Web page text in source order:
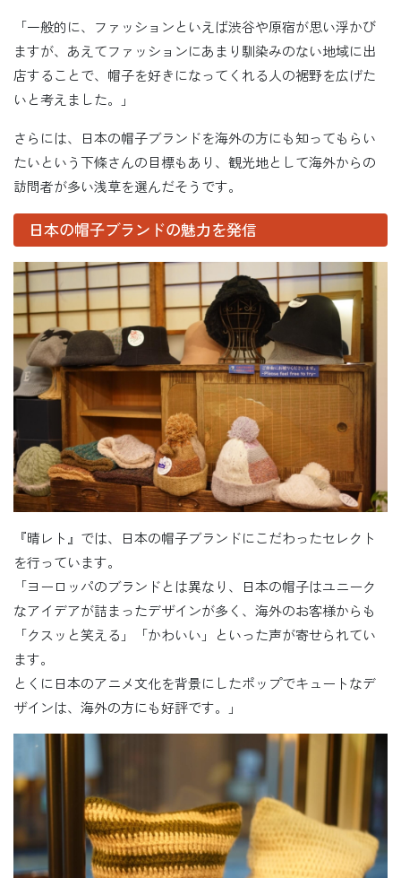
「一般的に、ファッションといえば渋谷や原宿が思い浮かび
ますが、あえてファッションにあまり馴染みのない地域に出
店することで、帽子を好きになってくれる人の裾野を広げた
いと考えました。」
さらには、日本の帽子ブランドを海外の方にも知ってもらい
たいという下條さんの目標もあり、観光地として海外からの
訪問者が多い浅草を選んだそうです。
日本の帽子ブランドの魅力を発信
『晴レト』では、日本の帽子ブランドにこだわったセレクト
を行っています。
「ヨーロッパのブランドとは異なり、日本の帽子はユニーク
なアイデアが詰まったデザインが多く、海外のお客様からも
「クスッと笑える」「かわいい」といった声が寄せられてい
ます。
とくに日本のアニメ文化を背景にしたポップでキュートなデ
ザインは、海外の方にも好評です。」